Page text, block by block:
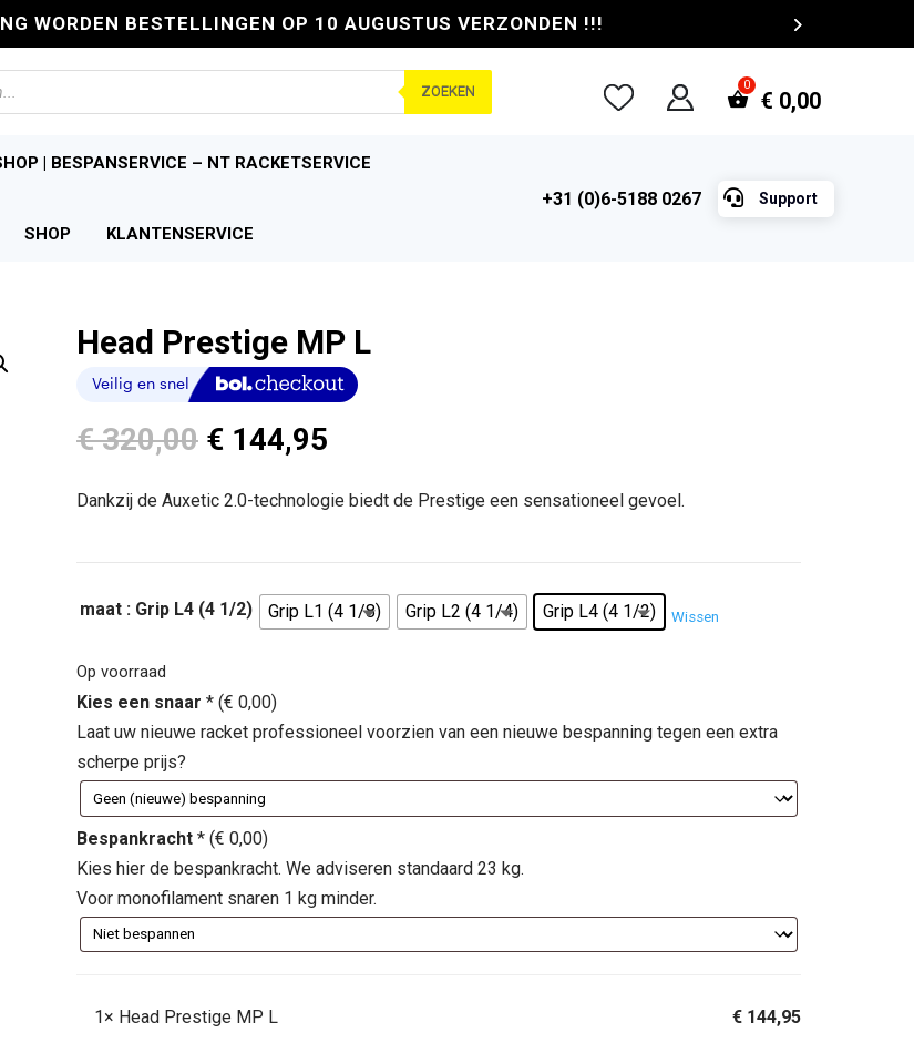
WORDEN BESTELLINGEN OP 10 AUGUSTUS VERZONDEN !!!
ZOEKEN € 0,00
| BESPANSERVICE – NT RACKETSERVICE
SHOP KLANTENSERVICE
+31 (0)6-5188 0267  Support
Head Prestige MP L
€320,00 Oorspronkelijke
was:
€ 144,95
is:
Dankzij de Auxetic 2.0-technologie biedt de Prestige een sensationeel gevoel.
maat : Grip L4 (4 1/2) Grip L1 (4 1/8) Grip L2 (4 1/4) Grip L4 (4 1/2) Wissen
Op voorraad
Kies een snaar * (€ 0,00)
Laat uw nieuwe racket professioneel voorzien van een nieuwe bespanning tegen een extra
scherpe prijs?
Bespankracht * (€ 0,00)
Kies hier de bespankracht. We adviseren standaard 23 kg.
Voor monofilament snaren 1 kg minder.
1× Head Prestige MP L € 144,95